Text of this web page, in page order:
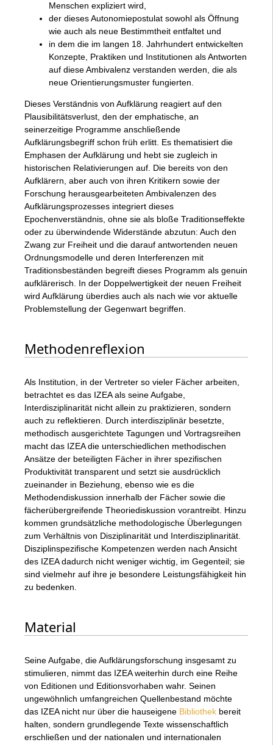
Menschen expliziert wird,
der dieses Autonomiepostulat sowohl als Öffnung
wie auch als neue Bestimmtheit entfaltet und
in dem die im langen 18. Jahrhundert entwickelten
Konzepte, Praktiken und Institutionen als Antworten
auf diese Ambivalenz verstanden werden, die als
neue Orientierungsmuster fungierten.
Dieses Verständnis von Aufklärung reagiert auf den
Plausibilitätsverlust, den der emphatische, an
seinerzeitige Programme anschließende
Aufklärungsbegriff schon früh erlitt. Es thematisiert die
Emphasen der Aufklärung und hebt sie zugleich in
historischen Relativierungen auf. Die bereits von den
Aufklärern, aber auch von ihren Kritikern sowie der
Forschung herausgearbeiteten Ambivalenzen des
Aufklärungsprozesses integriert dieses
Epochenverständnis, ohne sie als bloße Traditionseffekte
oder zu überwindende Widerstände abzutun: Auch den
Zwang zur Freiheit und die darauf antwortenden neuen
Ordnungsmodelle und deren Interferenzen mit
Traditionsbeständen begreift dieses Programm als genuin
aufklärerisch. In der Doppelwertigkeit der neuen Freiheit
wird Aufklärung überdies auch als nach wie vor aktuelle
Problemstellung der Gegenwart begriffen.
Methodenreflexion
Als Institution, in der Vertreter so vieler Fächer arbeiten,
betrachtet es das IZEA als seine Aufgabe,
Interdisziplinarität nicht allein zu praktizieren, sondern
auch zu reflektieren. Durch interdisziplinär besetzte,
methodisch ausgerichtete Tagungen und Vortragsreihen
macht das IZEA die unterschiedlichen methodischen
Ansätze der beteiligten Fächer in ihrer spezifischen
Produktivität transparent und setzt sie ausdrücklich
zueinander in Beziehung, ebenso wie es die
Methodendiskussion innerhalb der Fächer sowie die
fächerübergreifende Theoriediskussion vorantreibt. Hinzu
kommen grundsätzliche methodologische Überlegungen
zum Verhältnis von Disziplinarität und Interdisziplinarität.
Disziplinspezifische Kompetenzen werden nach Ansicht
des IZEA dadurch nicht weniger wichtig, im Gegenteil; sie
sind vielmehr auf ihre je besondere Leistungsfähigkeit hin
zu bedenken.
Material
Seine Aufgabe, die Aufklärungsforschung insgesamt zu
stimulieren, nimmt das IZEA weiterhin durch eine Reihe
von Editionen und Editionsvorhaben wahr. Seinen
ungewöhnlich umfangreichen Quellenbestand möchte
das IZEA nicht nur über die hauseigene Bibliothek bereit
halten, sondern grundlegende Texte wissenschaftlich
erschließen und der nationalen und internationalen